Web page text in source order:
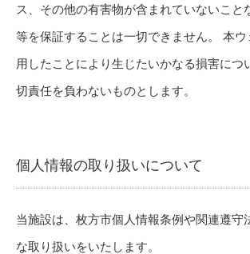
ス、その他の有害物が含まれていないこと
等を保証することは一切できません。 本ウ
用したことにより生じたいかなる損害につ
切責任を負わないものとします。
個人情報の取り扱いについて
当施設は、枚方市個人情報条例や関連遵守
な取り扱いをいたします。